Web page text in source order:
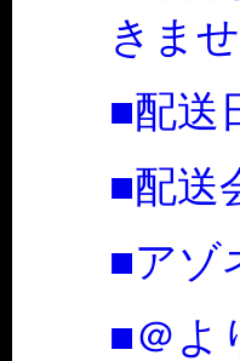
きま
■配送
■配送
■アゾ
■＠よ